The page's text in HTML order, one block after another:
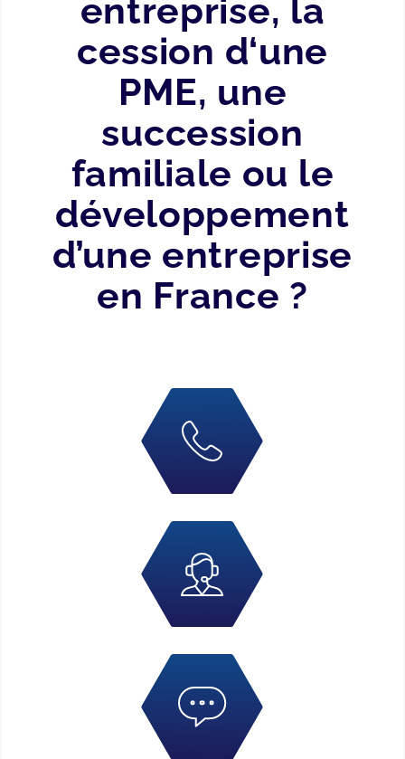
entreprise, la
cession d‘une
PME, une
succession
familiale ou le
développement
d’une entreprise
en France ?